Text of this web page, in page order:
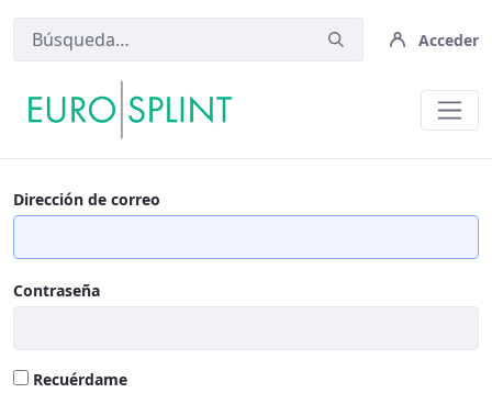
Acceder
PMF - Eurosplint
Dirección de correo
Contraseña
Recuérdame